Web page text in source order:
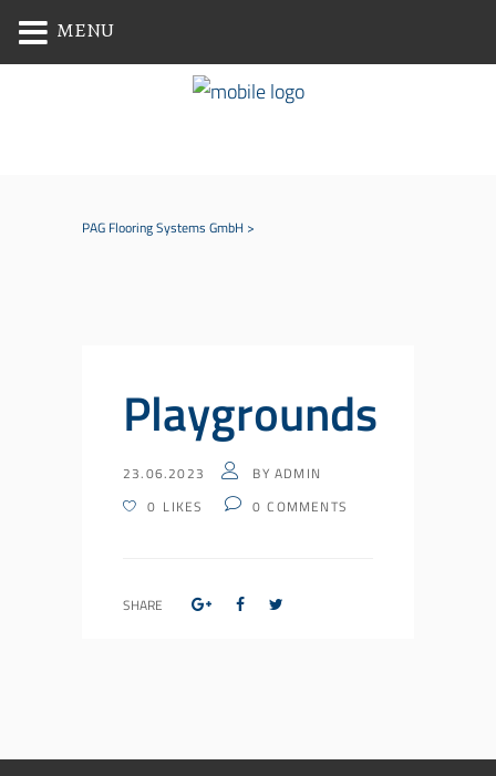
PAG Flooring Systems GmbH >
Playgrounds
23.06.2023 BYADMIN
0 LIKES 0 COMMENTS
SHARE
MENU